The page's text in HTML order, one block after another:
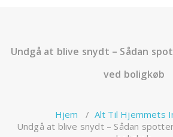
Undgå at blive snydt – Sådan
ved boligkøb
Hjem / Alt Til Hjemmets
Undgå at blive snydt – Sådan